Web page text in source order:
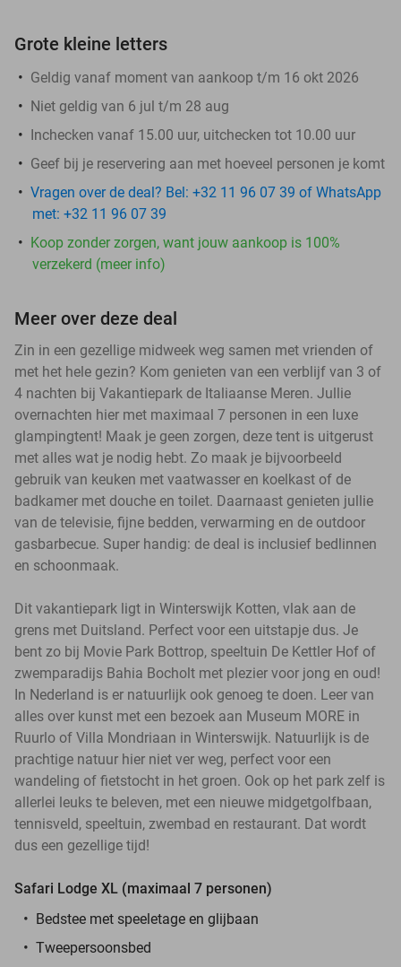
Grote kleine letters
Geldig vanaf moment van aankoop t/m 16 okt 2026
Niet geldig van 6 jul t/m 28 aug
Inchecken vanaf 15.00 uur, uitchecken tot 10.00 uur
Geef bij je reservering aan met hoeveel personen je komt
Vragen over de deal? Bel: +32 11 96 07 39 of WhatsApp
met: +32 11 96 07 39
Koop zonder zorgen, want jouw aankoop is 100%
verzekerd (meer info)
Meer over deze deal
Zin in een gezellige midweek weg samen met vrienden of
met het hele gezin? Kom genieten van een verblijf van 3 of
4 nachten bij Vakantiepark de Italiaanse Meren. Jullie
overnachten hier met maximaal 7 personen in een luxe
glampingtent! Maak je geen zorgen, deze tent is uitgerust
met alles wat je nodig hebt. Zo maak je bijvoorbeeld
gebruik van keuken met vaatwasser en koelkast of de
badkamer met douche en toilet. Daarnaast genieten jullie
van de televisie, fijne bedden, verwarming en de outdoor
gasbarbecue. Super handig: de deal is inclusief bedlinnen
en schoonmaak.
Dit vakantiepark ligt in Winterswijk Kotten, vlak aan de
grens met Duitsland. Perfect voor een uitstapje dus. Je
bent zo bij Movie Park Bottrop, speeltuin De Kettler Hof of
zwemparadijs Bahia Bocholt met plezier voor jong en oud!
In Nederland is er natuurlijk ook genoeg te doen. Leer van
alles over kunst met een bezoek aan Museum MORE in
Ruurlo of Villa Mondriaan in Winterswijk. Natuurlijk is de
prachtige natuur hier niet ver weg, perfect voor een
wandeling of fietstocht in het groen. Ook op het park zelf is
allerlei leuks te beleven, met een nieuwe midgetgolfbaan,
tennisveld, speeltuin, zwembad en restaurant. Dat wordt
dus een gezellige tijd!
Safari Lodge XL (maximaal 7 personen)
Bedstee met speeletage en glijbaan
Tweepersoonsbed